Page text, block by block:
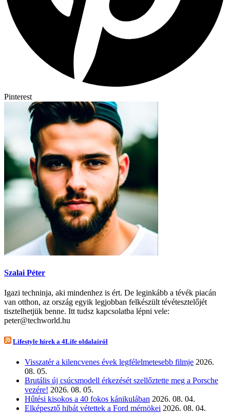
Pinterest
Szalai Péter
Igazi techninja, aki mindenhez is ért. De leginkább a tévék piacán
van otthon, az ország egyik legjobban felkészült tévétesztelőjét
tisztelhetjük benne. Itt tudsz kapcsolatba lépni vele:
peter@techworld.hu
Lifestyle hírek a 4Life oldalairól
Visszatér a kilencvenes évek legfélelmetesebb filmje 2026.
08. 05.
Brutális új csúcsmodell érkezését szellőztette meg a Porsche
vezére! 2026. 08. 05.
Hűtési kisokos a 40 fokos kánikulában 2026. 08. 04.
Elképesztő hibát vétettek a Ford mérnökei 2026. 08. 04.